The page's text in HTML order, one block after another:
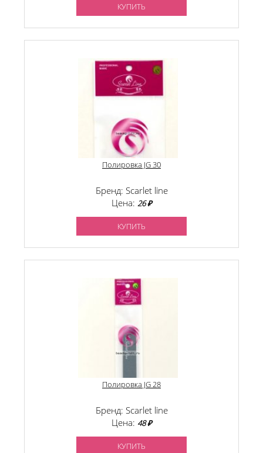
КУПИТЬ
Полировка JG 30
Бренд: Scarlet line
Цена: 26 ₽
КУПИТЬ
Полировка JG 28
Бренд: Scarlet line
Цена: 48 ₽
КУПИТЬ